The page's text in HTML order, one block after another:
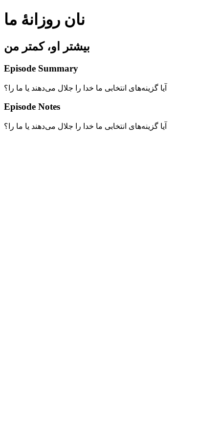
نان روزانۀ ما
بیشتر او، کمتر من
Episode Summary
آیا گزینه‌های انتخابی ما خدا را جلال می‌دهند یا ما را؟
Episode Notes
آیا گزینه‌های انتخابی ما خدا را جلال می‌دهند یا ما را؟